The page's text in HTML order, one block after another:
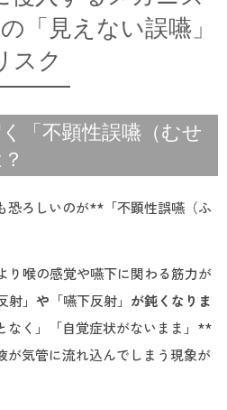
「見えない誤嚥」
スク
「不顕性誤嚥（むせ
恐ろしいのが**「不顕性誤嚥（ふ
り喉の感覚や嚥下に関わる筋力が
」 や 「嚥下反射」 が鈍くなりま
なく」「自覚症状がないまま」**
が気管に流れ込んでしまう現象が